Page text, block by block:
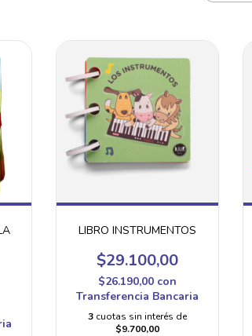
LIBRO INSTRUMENTOS
$29.100,00
$26.190,00 con
Transferencia Bancaria
3 cuotas sin interés de
$9.700,00